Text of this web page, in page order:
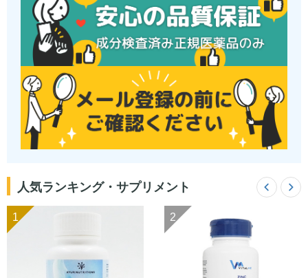
人気ランキング・サプリメント
1 2